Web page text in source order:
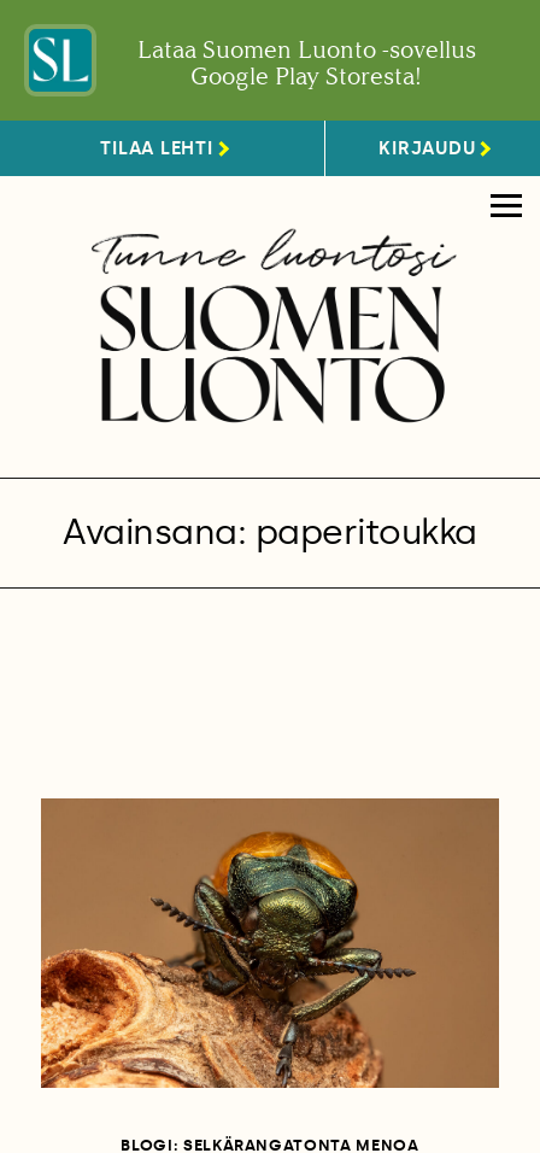
Lataa Suomen Luonto -sovellus
Google Play Storesta!
TILAA LEHTI KIRJAUDU
Avainsana: paperitoukka
BLOGI: SELKÄRANGATONTA MENOA